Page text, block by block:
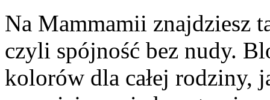
Na Mammamii znajdziesz
czyli spójność bez nudy.
kolorów dla całej rodziny,